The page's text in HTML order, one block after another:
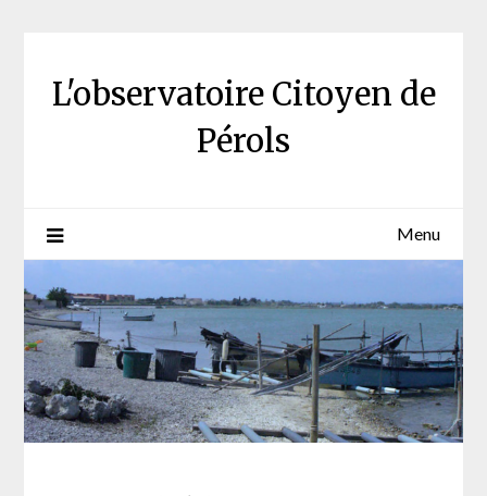
L'observatoire Citoyen de
Pérols
Menu